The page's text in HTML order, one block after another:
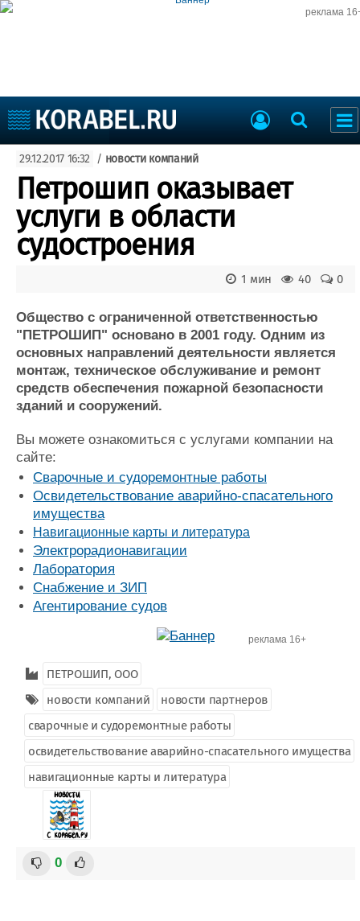
реклама
Судоходство
Судоремонт
События
Пресс-релизы
Порты
Рыболовство
ВМФ
Образование
Судостроение
Пульс
Новости
Компании
Репутация
Крюинг
Журнал
Реклама
Торговая площадка
Доска объявлений
Продажа флота
Оборудование
Изделия
Услуги
Конференции
Выставки и семинары
Личности
Словарь
Флот
29.12.2017 16:32 / новости компаний
Петрошип оказывает
услуги в области
судостроения
0
40
1 мин
Общество с ограниченной ответственностью
"ПЕТРОШИП" основано в 2001 году. Одним из
основных направлений деятельности является
монтаж, техническое обслуживание и ремонт
средств обеспечения пожарной безопасности
зданий и сооружений.
Вы можете ознакомиться с услугами компании на
сайте:
Сварочные и судоремонтные работы
Освидетельствование аварийно-спасательного
имущества
Навигационные карты и литература
Электрорадионавигации
Лаборатория
Снабжение и ЗИП
Агентирование судов
реклама 16+
ПЕТРОШИП, ООО
новости компаний
новости партнеров
сварочные и судоремонтные работы
освидетельствование аварийно-спасательного имущества
навигационные карты и литература
0